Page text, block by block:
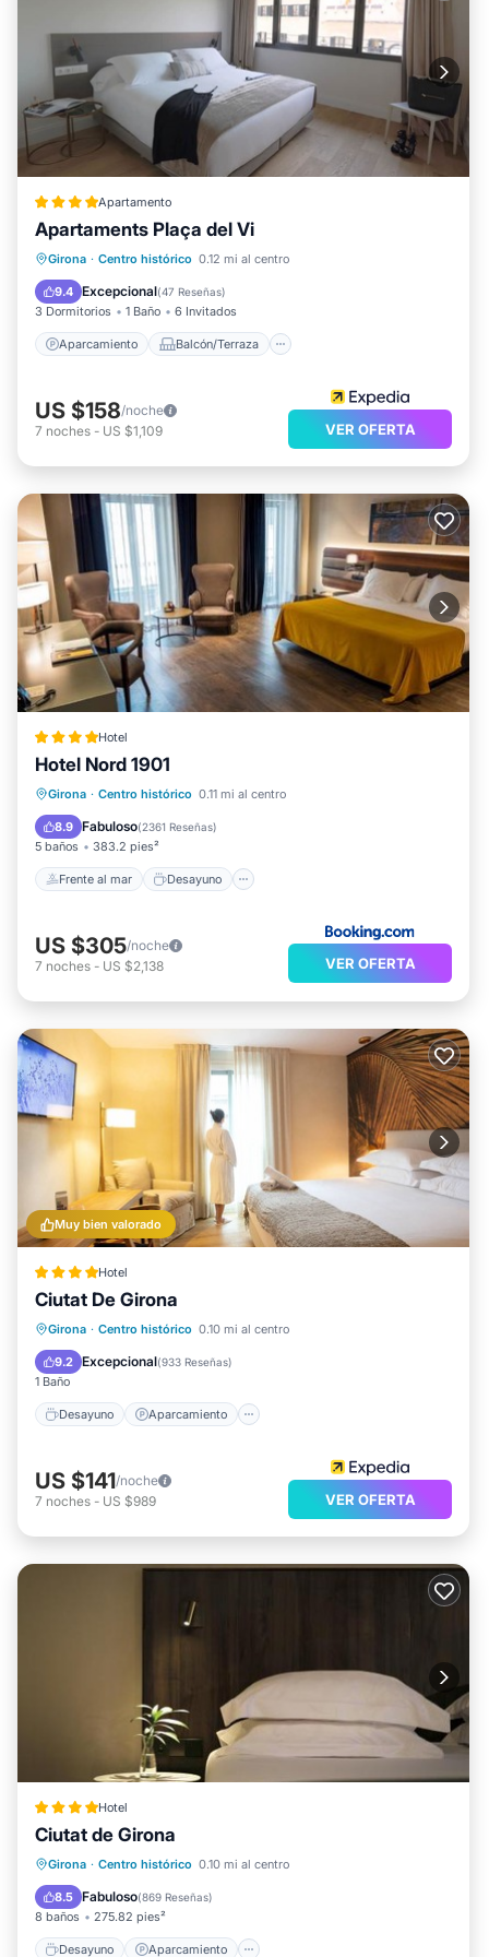
Apartamento
Apartaments Plaça del Vi
Girona · Centro histórico 0.12 mi al centro
9.4 Excepcional(47 Reseñas)
3 Dormitorios 1 Baño 6 Invitados
Aparcamiento Balcón/Terraza
Aparcamiento
Balcón/Terraza
Cocina
Aire acondicionado
US $158/noche
7 noches - US $1,109 VER OFERTA
Hotel
Hotel Nord 1901
Girona · Centro histórico 0.11 mi al centro
8.9 Fabuloso(2361 Reseñas)
5 baños 383.2 pies²
Frente al mar Desayuno
Frente al mar
Desayuno
Aparcamiento
US $305/noche
7 noches - US $2,138 VER OFERTA
Muy bien valorado
Hotel
Ciutat De Girona
Girona · Centro histórico 0.10 mi al centro
9.2 Excepcional(933 Reseñas)
1 Baño
Desayuno Aparcamiento
Desayuno Aparcamiento
Balcón/Terraza
US $141/noche
7 noches - US $989 VER OFERTA
Hotel
Ciutat de Girona
Girona · Centro histórico 0.10 mi al centro
8.5 Fabuloso(869 Reseñas)
8 baños 275.82 pies²
Desayuno Aparcamiento
Desayuno
Aparcamiento
Aire acondicionado